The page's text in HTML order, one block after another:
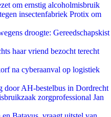
om ernstig alcoholmisbruik
insectenfabriek Protix om
droogte: Gereedschapskist
haar vriend bezocht terecht
na cyberaanval op logistiek
door AH-bestelbus in Dordrecht
zorgprofessional Jan